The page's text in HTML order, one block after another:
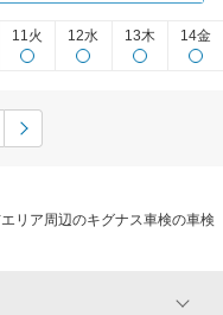
11火 12水 13木 14金
リア周辺のキグナス車検の車検